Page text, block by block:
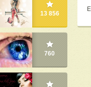
13 856
760